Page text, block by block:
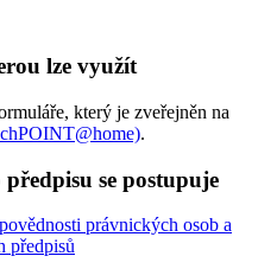
lze využít
který je zveřejněn na
.
se postupuje
právnických osob a
předpisů